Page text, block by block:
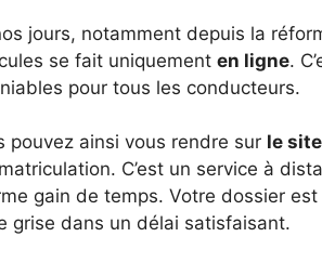
jours, notamment depuis la
se fait uniquement en ligne.
pour tous les conducteurs.
pouvez ainsi vous rendre sur le site
C’est un service à
gain de temps. Votre dossier
grise dans un délai satisfaisant.